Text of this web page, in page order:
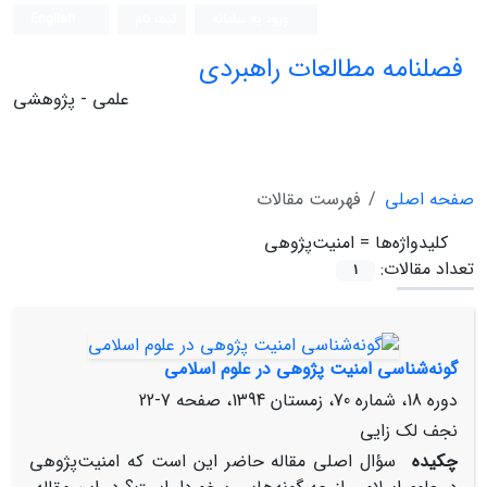
فصلنامه مطالعات راهبردی
علمی - پژوهشی
صفحه اصلی
فهرست مقالات
کلیدواژه‌ها = امنیت‌پژوهی
تعداد مقالات:
1
گونه‌شناسی امنیت‏ پژوهی در علوم اسلامی
دوره 18، شماره 70، زمستان 1394، صفحه
7-22
نجف لک زایی
چکیده
سؤال اصلی مقاله حاضر این است که امنیت‌پژوهی